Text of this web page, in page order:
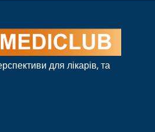
для лікарів, та